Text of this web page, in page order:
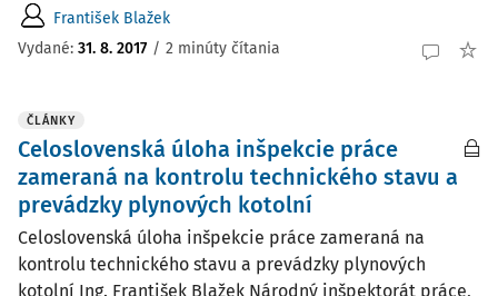
František Blažek
Vydané: 31. 8. 2017 / 2 minúty čítania
ČLÁNKY
Celoslovenská úloha inšpekcie práce
zameraná na kontrolu technického stavu a
prevádzky plynových kotolní
Celoslovenská úloha inšpekcie práce zameraná na
kontrolu technického stavu a prevádzky plynových
kotolní Ing. František Blažek Národný inšpektorát práce,